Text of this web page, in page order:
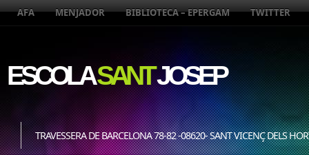
AFA MENJADOR BIBLIOTECA – EPERGAM TWITTER
ESCOLASANTJOSEP
TRAVESSERA DE BARCELONA 78-82 -08620- SANT VICENÇ DELS